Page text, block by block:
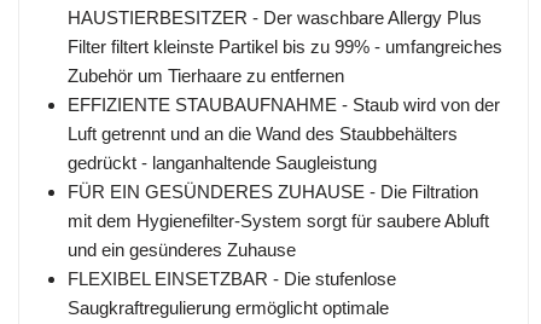
HAUSTIERBESITZER - Der waschbare Allergy Plus
Filter filtert kleinste Partikel bis zu 99% - umfangreiches
Zubehör um Tierhaare zu entfernen
EFFIZIENTE STAUBAUFNAHME - Staub wird von der
Luft getrennt und an die Wand des Staubbehälters
gedrückt - langanhaltende Saugleistung
FÜR EIN GESÜNDERES ZUHAUSE - Die Filtration
mit dem Hygienefilter-System sorgt für saubere Abluft
und ein gesünderes Zuhause
FLEXIBEL EINSETZBAR - Die stufenlose
Saugkraftregulierung ermöglicht optimale